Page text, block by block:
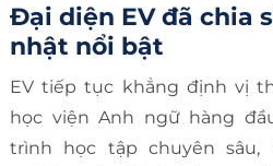
Đại diện EV đã chia
nhật nổi bật
EV tiếp tục khẳng định vị
học viện Anh ngữ hàng
trình học tập chuyên sâu,